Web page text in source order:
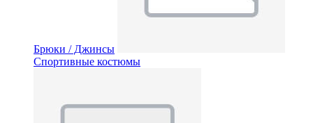
Брюки / Джинсы
Спортивные костюмы